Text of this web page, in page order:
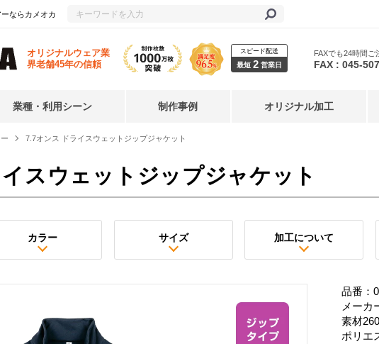
ならカメオカ
オリジナルウェア業
界老舗45年の信頼
スピード配送
最短 2 営業日
FAXでも24時間ご
FAX : 045-
業種・利用シーン 制作事例 オリジナル加工
7.7オンス ドライスウェットジップジャケット
スウェットジップジャケット
カラー サイズ 加工について
品番：
メーカ
素材
ポリエ